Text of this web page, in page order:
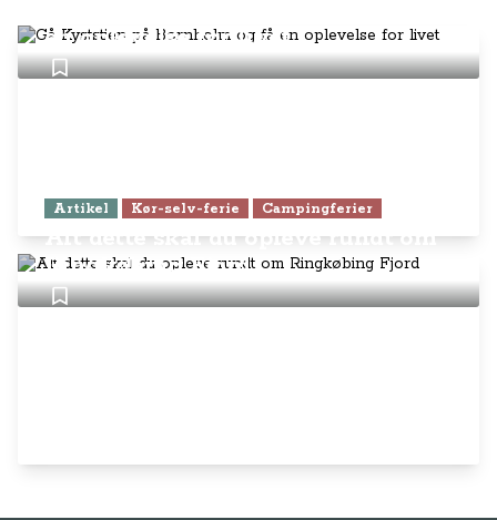
en oplevelse for livet
Artikel Kør-selv-ferie Campingferier
Alt dette skal du opleve rundt om
Ringkøbing Fjord